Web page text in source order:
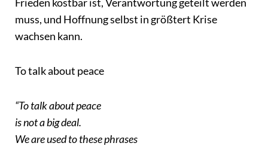
muss, und Hoffnung selbst in größtert Krise
wachsen kann.
To talk about peace
“To talk about peace
is not a big deal.
We are used to these phrases